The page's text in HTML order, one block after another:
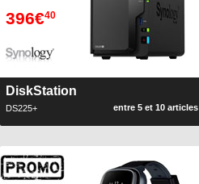
396€40
DiskStation
DS225+ entre 5 et 10 articles